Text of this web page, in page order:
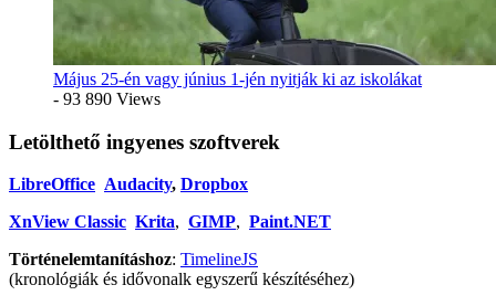
Május 25-én vagy június 1-jén nyitják ki az iskolákat
- 93 890 Views
Letölthető ingyenes szoftverek
LibreOffice Audacity, Dropbox
XnView Classic Krita, GIMP, Paint.NET
Történelemtanításhoz: TimelineJS
(kronológiák és idővonalk egyszerű készítéséhez)